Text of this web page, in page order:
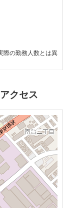
際の勤務人数とは異
クセス